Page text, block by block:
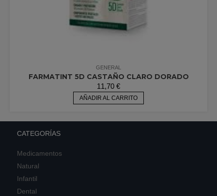
GENERAL
FARMATINT 5D CASTAÑO CLARO DORADO
11,70 €
AÑADIR AL CARRITO
CATEGORÍAS
Medicamentos
Natural
Infantil
Dental